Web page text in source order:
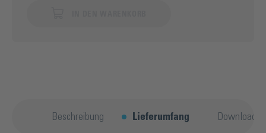
Beschreibung Lieferumfang Downloads